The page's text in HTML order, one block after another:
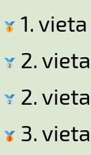
1.
2.
2.
3.